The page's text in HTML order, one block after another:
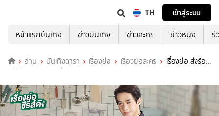
TH
เข้าสู่ระบบ
หน้าแรกบันเทิง
ข่าวบันเทิง ข่าวละคร ข่าวหนัง รี
อ่าน บันเทิงดารา เรื่องย่อ เรื่องย่อละคร
เรื่องย่อ ส่งร้อน
เสิร์ฟรัก BITE ME ช่อง ONE31 (ตอนแรก)